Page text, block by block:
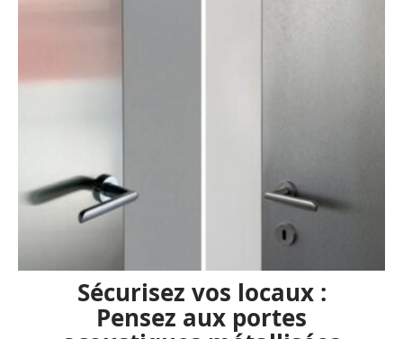
Sécurisez vos locaux :
Pensez aux portes